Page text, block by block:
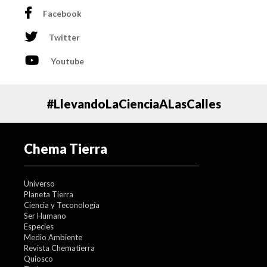
El vehículo más grande que ha caído al menos
la NASA de 91 toneladas métricas, que explotó cuando
los siete astronautas a bordo.
Facebook
Twitter
Youtube
#LlevandoLaCienciaALasCalles
Chema Tierra
Universo
Planeta Tierra
Ciencia y Teconología
Ser Humano
Especies
Medio Ambiente
Revista Chematierra
Quiosco